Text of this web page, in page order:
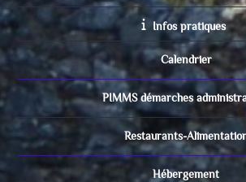
Infos pratiques
Calendrier
PIMMS démarches
Restaurants-
Hébergement